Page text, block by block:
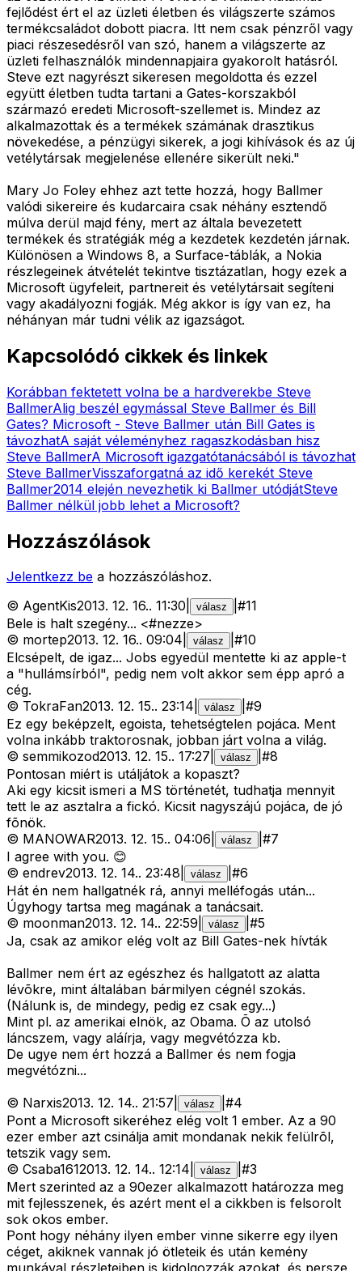
fejlődést ért el az üzleti életben és világszerte számos
termékcsaládot dobott piacra. Itt nem csak pénzről vagy
piaci részesedésről van szó, hanem a világszerte az
üzleti felhasználók mindennapjaira gyakorolt hatásról.
Steve ezt nagyrészt sikeresen megoldotta és ezzel
együtt életben tudta tartani a Gates-korszakból
származó eredeti Microsoft-szellemet is. Mindez az
alkalmazottak és a termékek számának drasztikus
növekedése, a pénzügyi sikerek, a jogi kihívások és az új
vetélytársak megjelenése ellenére sikerült neki."
Mary Jo Foley ehhez azt tette hozzá, hogy Ballmer
valódi sikereire és kudarcaira csak néhány esztendő
múlva derül majd fény, mert az általa bevezetett
termékek és stratégiák még a kezdetek kezdetén járnak.
Különösen a Windows 8, a Surface-táblák, a Nokia
részlegeinek átvételét tekintve tisztázatlan, hogy ezek a
Microsoft ügyfeleit, partnereit és vetélytársait segíteni
vagy akadályozni fogják. Még akkor is így van ez, ha
néhányan már tudni vélik az igazságot.
Kapcsolódó cikkek és linkek
Korábban fektetett volna be a hardverekbe Steve
BallmerAlig beszél egymással Steve Ballmer és Bill
Gates? Microsoft - Steve Ballmer után Bill Gates is
távozhatA saját véleményhez ragaszkodásban hisz
Steve BallmerA Microsoft igazgatótanácsából is távozhat
Steve BallmerVisszaforgatná az idő kerekét Steve
Ballmer2014 elején nevezhetik ki Ballmer utódjátSteve
Ballmer nélkül jobb lehet a Microsoft?
Hozzászólások
Jelentkezz be a hozzászóláshoz.
© AgentKis2013. 12. 16.. 11:30 válasz #11
Bele is halt szegény... <#nezze>
© mortep2013. 12. 16.. 09:04 válasz #10
Elcsépelt, de igaz... Jobs egyedül mentette ki az apple-t
a "hullámsírból", pedig nem volt akkor sem épp apró a
cég.
© TokraFan2013. 12. 15.. 23:14 válasz #9
Ez egy beképzelt, egoista, tehetségtelen pojáca. Ment
volna inkább traktorosnak, jobban járt volna a világ.
© semmikozod2013. 12. 15.. 17:27 válasz #8
Pontosan miért is utáljátok a kopaszt?
Aki egy kicsit ismeri a MS történetét, tudhatja mennyit
tett le az asztalra a fickó. Kicsit nagyszájú pojáca, de jó
fõnök.
© MANOWAR2013. 12. 15.. 04:06 válasz #7
I agree with you. 😊
© endrev2013. 12. 14.. 23:48 válasz #6
Hát én nem hallgatnék rá, annyi melléfogás után...
Úgyhogy tartsa meg magának a tanácsait.
© moonman2013. 12. 14.. 22:59 válasz #5
Ja, csak az amikor elég volt az Bill Gates-nek hívták
Ballmer nem ért az egészhez és hallgatott az alatta
lévõkre, mint általában bármilyen cégnél szokás.
(Nálunk is, de mindegy, pedig ez csak egy...)
Mint pl. az amerikai elnök, az Obama. Õ az utolsó
láncszem, vagy aláírja, vagy megvétózza kb.
De ugye nem ért hozzá a Ballmer és nem fogja
megvétózni...
© Narxis2013. 12. 14.. 21:57 válasz #4
Pont a Microsoft sikeréhez elég volt 1 ember. Az a 90
ezer ember azt csinálja amit mondanak nekik felülrõl,
tetszik vagy sem.
© Csaba1612013. 12. 14.. 12:14 válasz #3
Mert szerinted az a 90ezer alkalmazott határozza meg
mit fejlesszenek, és azért ment el a cikkben is felsorolt
sok okos ember.
Pont hogy néhány ilyen ember vinne sikerre egy ilyen
céget, akiknek vannak jó ötleteik és után kemény